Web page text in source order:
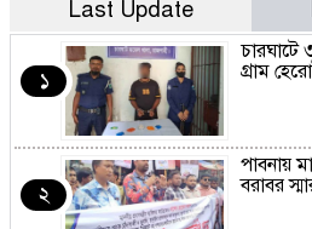
Last Update
১
গ্রাম
২
পাবনায়
বরাবর